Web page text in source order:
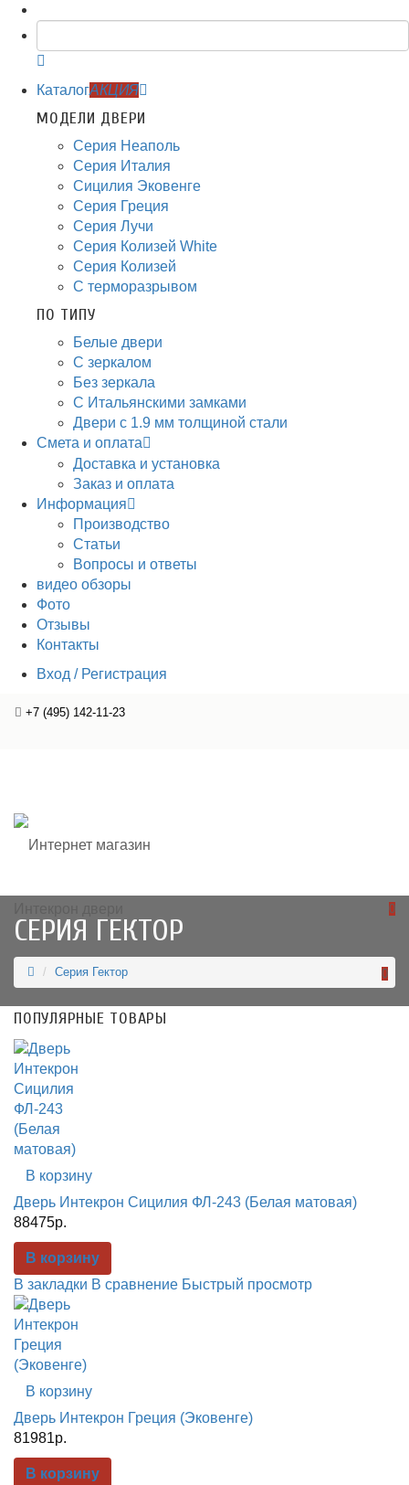
КаталогАКЦИЯ
МОДЕЛИ ДВЕРИ
Серия Неаполь
Серия Италия
Сицилия Эковенге
Серия Греция
Серия Лучи
Серия Колизей White
Серия Колизей
С терморазрывом
ПО ТИПУ
Белые двери
С зеркалом
Без зеркала
С Итальянскими замками
Двери с 1.9 мм толщиной стали
Смета и оплата
Доставка и установка
Заказ и оплата
Информация
Производство
Статьи
Вопросы и ответы
видео обзоры
Фото
Отзывы
Контакты
Вход / Регистрация
+7 (495) 142-11-23
0
0
СЕРИЯ ГЕКТОР
Серия Гектор
ПОПУЛЯРНЫЕ ТОВАРЫ
В корзину
Дверь Интекрон Сицилия ФЛ-243 (Белая матовая)
88475р.
В корзину
В закладки В сравнение Быстрый просмотр
В корзину
Дверь Интекрон Греция (Эковенге)
81981р.
В корзину